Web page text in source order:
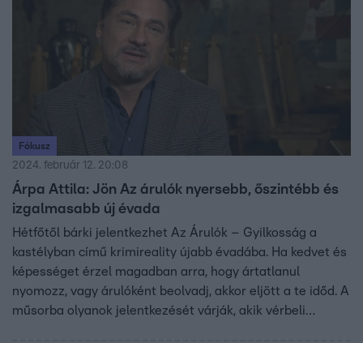
tulajdonképpen az lenne a fura, ha nem fájna valami” –
meséli Mohai Tamás, akinek ez volt eddigi pályafutása
leghosszabb és legkimerítőbb próbafolyamata.
Fókusz
2024. február 12. 20:08
Árpa Attila: Jön Az árulók nyersebb, őszintébb és
izgalmasabb új évada
Hétfőtől bárki jelentkezhet Az Árulók – Gyilkosság a
kastélyban című krimireality újabb évadába. Ha kedvet és
képességet érzel magadban arra, hogy ártatlanul
nyomozz, vagy árulóként beolvadj, akkor eljött a te időd. A
műsorba olyanok jelentkezését várják, akik vérbeli